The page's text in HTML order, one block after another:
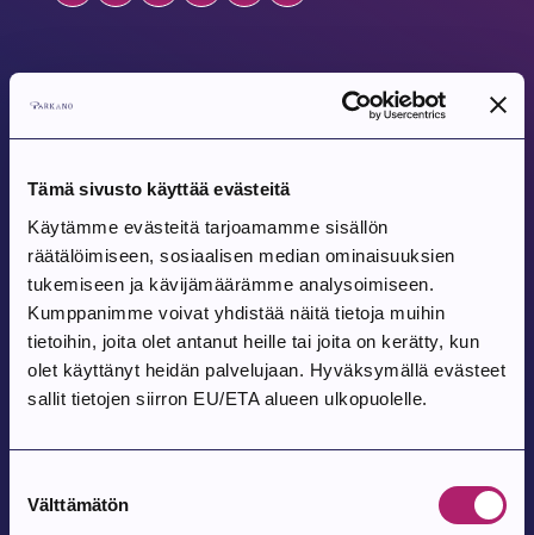
Tämä sivusto käyttää evästeitä
Käytämme evästeitä tarjoamamme sisällön
räätälöimiseen, sosiaalisen median ominaisuuksien
tukemiseen ja kävijämäärämme analysoimiseen.
Kumppanimme voivat yhdistää näitä tietoja muihin
tietoihin, joita olet antanut heille tai joita on kerätty, kun
olet käyttänyt heidän palvelujaan. Hyväksymällä evästeet
sallit tietojen siirron EU/ETA alueen ulkopuolelle.
valinta
Välttämätön
Tulevat tapahtumat
Hiljaisten Yksinlukijoiden Seura
Parkanon kirjasto, Parkanontie 57
Tapahtuma alkaa:
7.8.2026
Parkanon toriperjantai 7.8.
Tapahtuma alkaa:
9.8.2026